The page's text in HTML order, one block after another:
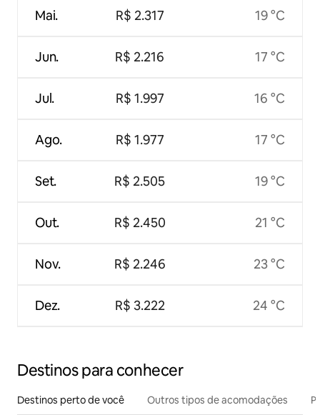
Mai.
Jun.
Jul.
Ago.
Set.
Out.
Nov.
Dez.
R$ 2.317
R$ 2.216
R$ 1.997
R$ 1.977
R$ 2.505
R$ 2.450
R$ 2.246
R$ 3.222
19 °C
17 °C
16 °C
17 °C
19 °C
21 °C
23 °C
24 °C
Destinos para conhecer
Destinos perto de você Outros tipos de acomodações